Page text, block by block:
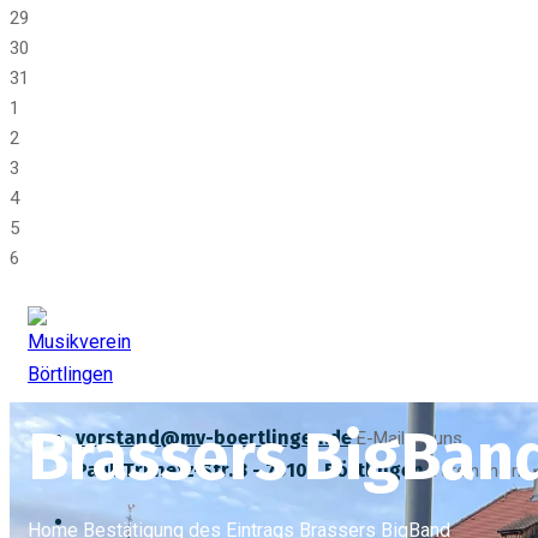
29
30
31
1
2
3
4
5
6
vorstand@mv-boertlingen.de E-Mail an uns
Paul-Trunetz-Str. 3 - 73104 Börtlingen Vereinsheim
Brassers
Home Bestätigung des Eintrags Brassers BigBand